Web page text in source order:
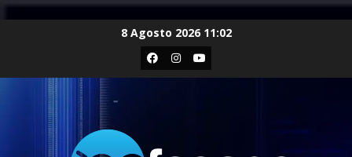
8 Agosto 2026 11:02
Facebook
Instagram
Youtube